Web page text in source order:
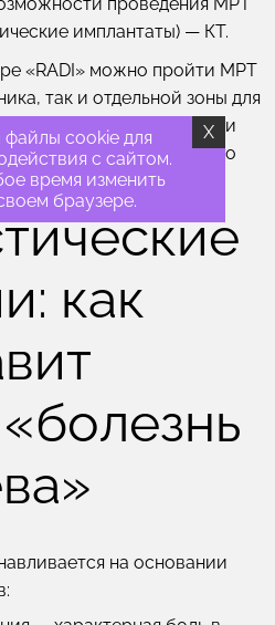
имплантаты) — КТ.
«RADI» можно пройти МРТ
так и отдельной зоны для
в спине, особенно если
что она воспалительного
как
на основании
cookie для
с сайтом.
время изменить
браузере.
X